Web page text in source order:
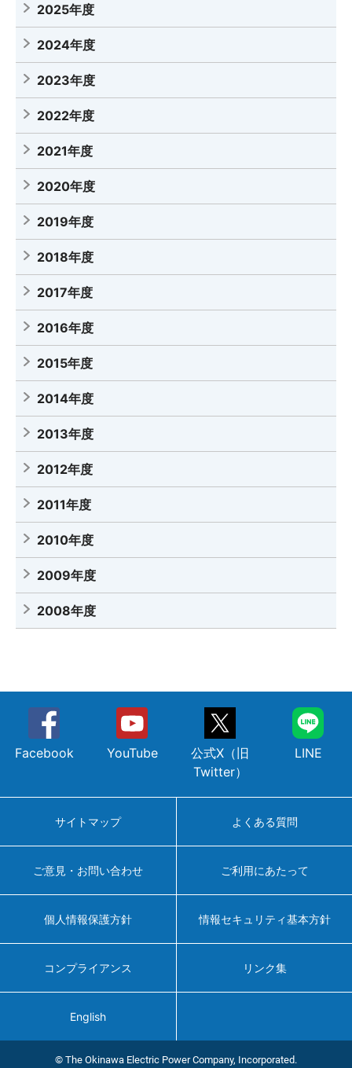
2025年度
2024年度
2023年度
2022年度
2021年度
2020年度
2019年度
2018年度
2017年度
2016年度
2015年度
2014年度
2013年度
2012年度
2011年度
2010年度
2009年度
2008年度
Facebook YouTube
公式X（旧
Twitter）
LINE
サイトマップ よくある質問
ご意見・お問い合わせ ご利用にあたって
個人情報保護方針 情報セキュリティ基本方針
コンプライアンス リンク集
English
© The Okinawa Electric Power Company, Incorporated.